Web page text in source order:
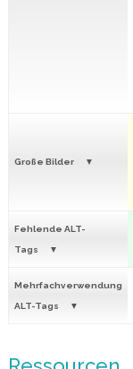
Große Bilder
Fehlende ALT-
Tags
Mehrfachverwendung
ALT-Tags